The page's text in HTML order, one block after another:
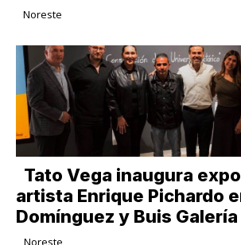
Noreste
Tato Vega inaugura
artista Enrique Pichardo
Domínguez y Buis Galería
Noreste